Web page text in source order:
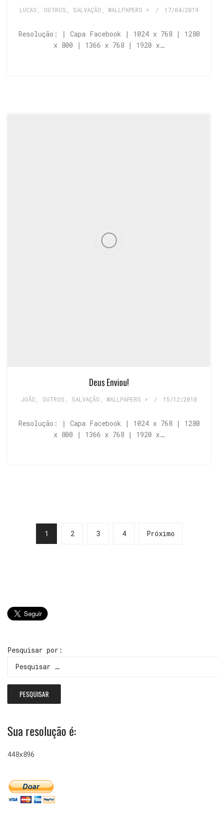
LUCAS , OUTROS , SALVAÇÃO , WALLPAPERS > / 17/04/2019
Resolução: | Capa Facebook | 1024 x 768 | 1280
x 800 | 1366 x 768 | 1920 x…
Deus Enviou!
JOÃO OUTROS SALVAÇÃO WALLPAPERS > / 15/12/2018
Resolução: | Capa Facebook | 1024 x 768 | 1280
x 800 | 1366 x 768 | 1920 x…
1 2 3 4 Próximo
Pesquisar por:
Sua resolução é:
448x896